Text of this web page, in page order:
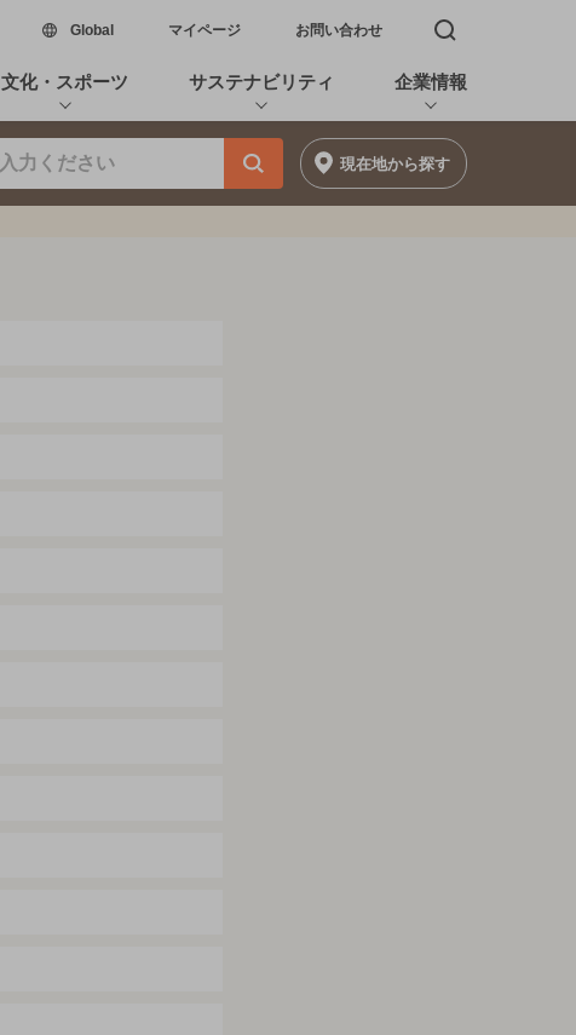
Global新しいウィンドウで開く
マイページ お問い合わせ 検索窓を開く
文化・スポーツ サステナビリティ 企業情報
現在地から探す